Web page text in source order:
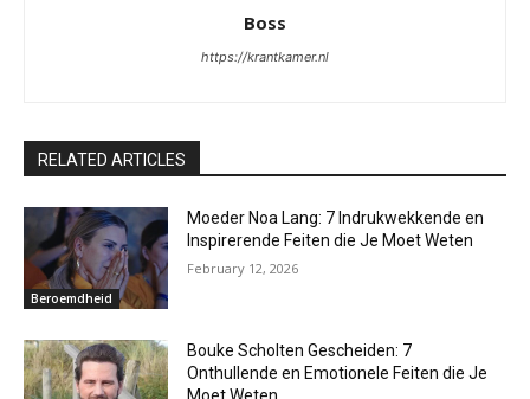
Boss
https://krantkamer.nl
RELATED ARTICLES
Beroemdheid
Moeder Noa Lang: 7 Indrukwekkende en
Inspirerende Feiten die Je Moet Weten
February 12, 2026
Bouke Scholten Gescheiden: 7
Onthullende en Emotionele Feiten die Je
Moet Weten